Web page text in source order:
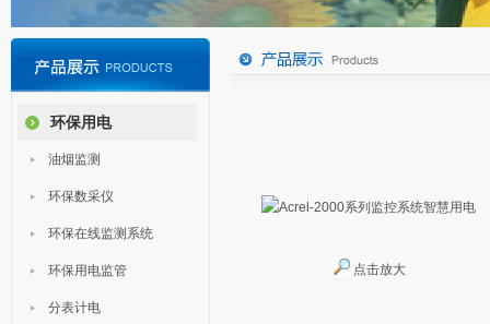
环保用电
油烟监测
环保数采仪
环保在线监测系统
环保用电监管
分表计电
点击放大